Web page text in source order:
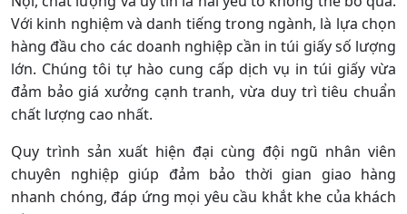
đặc trưng.
Nên in túi giấy giá rẻ lấy nhanh ở
đâu uy tín tại Hà Nội?
Khi tìm kiếm địa điểm in túi giấy giá rẻ lấy nhanh tại Hà
Nội, chất lượng và uy tín là hai yếu tố không thể bỏ qua.
Với kinh nghiệm và danh tiếng trong ngành, là lựa chọn